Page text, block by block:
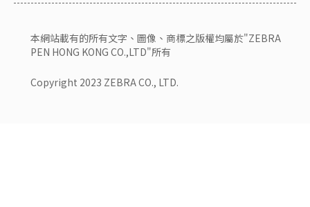
本網站載有的所有文字、圖像、商標之版權均屬於"ZEBRA
PEN HONG KONG CO.,LTD"所有
Copyright 2023 ZEBRA CO., LTD.